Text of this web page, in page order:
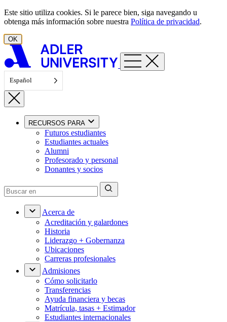
Ir al contenido
Este sitio utiliza cookies. Si le parece bien, siga navegando u
obtenga más información sobre nuestra Política de privacidad.
OK
Español
RECURSOS PARA
Futuros estudiantes
Estudiantes actuales
Alumni
Profesorado y personal
Donantes y socios
Acerca de
Acreditación y galardones
Historia
Liderazgo + Gobernanza
Ubicaciones
Carreras profesionales
Admisiones
Cómo solicitarlo
Transferencias
Ayuda financiera y becas
Matrícula, tasas + Estimador
Estudiantes internacionales